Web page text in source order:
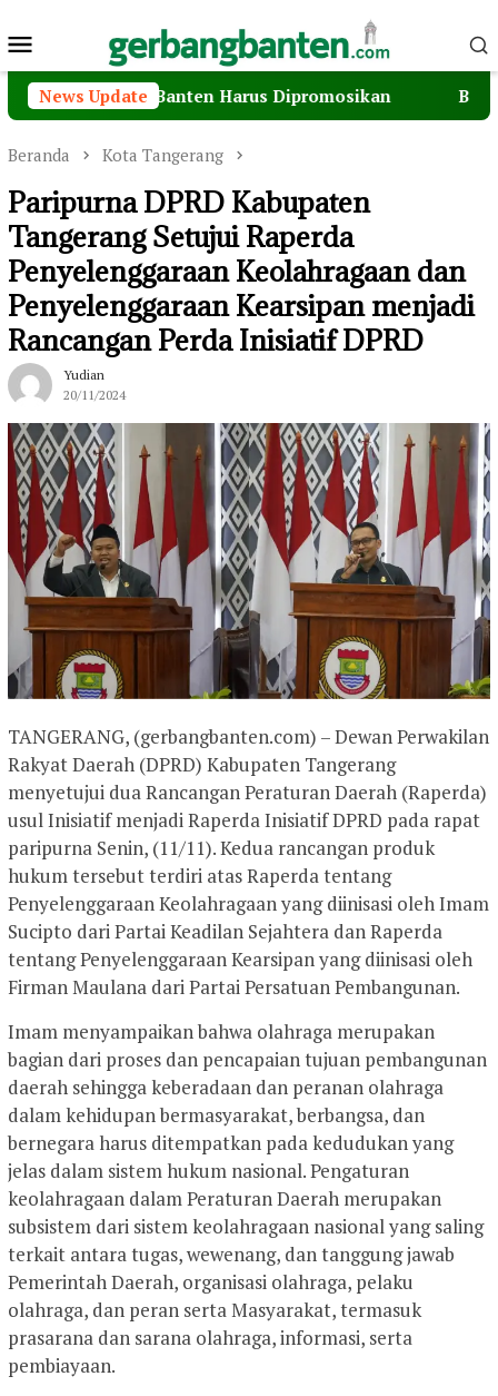
ke
Menu
Mobile
News Update
Banten Harus Dipromosikan Bawa
Beranda Kota Tangerang
Paripurna DPRD Kabupaten
Tangerang Setujui Raperda
Penyelenggaraan Keolahragaan dan
Penyelenggaraan Kearsipan menjadi
Rancangan Perda Inisiatif DPRD
Yudian
20/11/2024
TANGERANG, (gerbangbanten.com) – Dewan Perwakilan
Rakyat Daerah (DPRD) Kabupaten Tangerang
menyetujui dua Rancangan Peraturan Daerah (Raperda)
usul Inisiatif menjadi Raperda Inisiatif DPRD pada rapat
paripurna Senin, (11/11). Kedua rancangan produk
hukum tersebut terdiri atas Raperda tentang
Penyelenggaraan Keolahragaan yang diinisasi oleh Imam
Sucipto dari Partai Keadilan Sejahtera dan Raperda
tentang Penyelenggaraan Kearsipan yang diinisasi oleh
Firman Maulana dari Partai Persatuan Pembangunan.
Imam menyampaikan bahwa olahraga merupakan
bagian dari proses dan pencapaian tujuan pembangunan
daerah sehingga keberadaan dan peranan olahraga
dalam kehidupan bermasyarakat, berbangsa, dan
bernegara harus ditempatkan pada kedudukan yang
jelas dalam sistem hukum nasional. Pengaturan
keolahragaan dalam Peraturan Daerah merupakan
subsistem dari sistem keolahragaan nasional yang saling
terkait antara tugas, wewenang, dan tanggung jawab
Pemerintah Daerah, organisasi olahraga, pelaku
olahraga, dan peran serta Masyarakat, termasuk
prasarana dan sarana olahraga, informasi, serta
pembiayaan.